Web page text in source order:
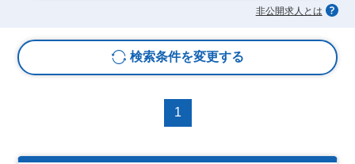
非公開求人とは
検索条件を変更する
1